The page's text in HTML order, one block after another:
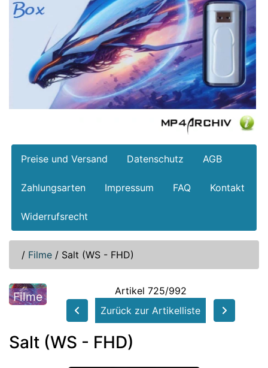
Preise und Versand Datenschutz AGB
Zahlungsarten Impressum FAQ Kontakt
Widerrufsrecht
/ Filme / Salt (WS - FHD)
Filme
Artikel 725/992
Zurück zur Artikelliste
Salt (WS - FHD)